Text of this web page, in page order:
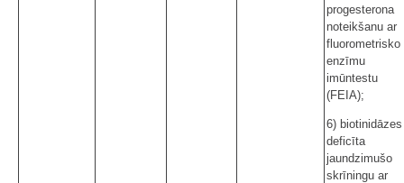
progesterona
noteikšanu ar
fluorometrisko
enzīmu
imūntestu
(FEIA);
6) biotinidāzes
deficīta
jaundzimušo
skrīningu ar